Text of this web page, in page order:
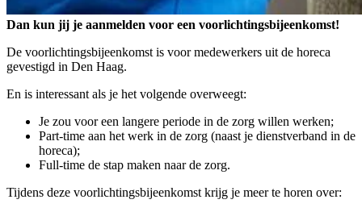
Dan kun jij je aanmelden voor een voorlichtingsbijeenkomst!
De voorlichtingsbijeenkomst is voor medewerkers uit de horeca
gevestigd in Den Haag.
En is interessant als je het volgende overweegt:
Je zou voor een langere periode in de zorg willen werken;
Part-time aan het werk in de zorg (naast je dienstverband in de
horeca);
Full-time de stap maken naar de zorg.
Tijdens deze voorlichtingsbijeenkomst krijg je meer te horen over: